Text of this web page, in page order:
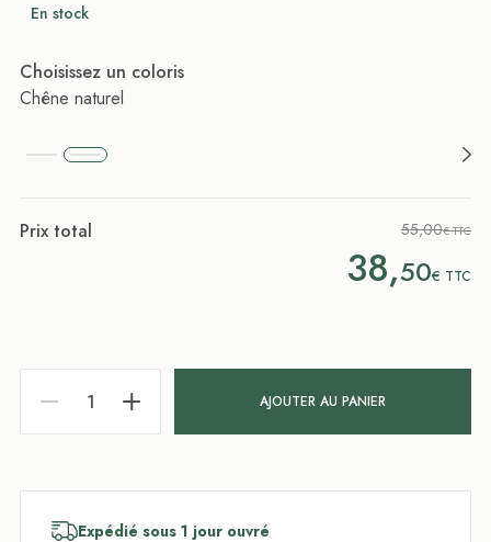
En stock
Choisissez un coloris
Chêne naturel
Prix total 55,00€ TTC
38,50€ TTC
AJOUTER AU PANIER
Expédié sous 1 jour ouvré